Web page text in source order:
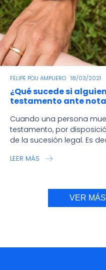
FELIPE POU AMPUERO 18/03/2021
¿Qué sucede si
testamento ante
Cuando una persona
testamento, por
de la sucesión legal. Es
LEER MÁS
VER